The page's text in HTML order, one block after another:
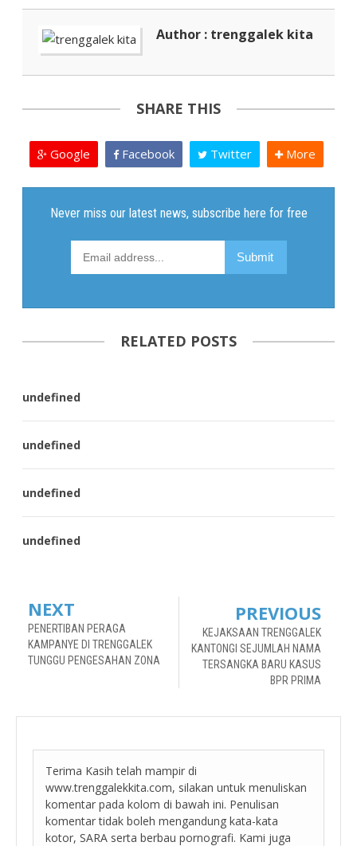
Author : trenggalek kita
SHARE THIS
Google Facebook Twitter More
RELATED POSTS
undefined
undefined
undefined
undefined
NEXT
PENERTIBAN PERAGA
KAMPANYE DI TRENGGALEK
TUNGGU PENGESAHAN ZONA
PREVIOUS
KEJAKSAAN TRENGGALEK
KANTONGI SEJUMLAH NAMA
TERSANGKA BARU KASUS
BPR PRIMA
Terima Kasih telah mampir di
www.trenggalekkita.com, silakan untuk menuliskan
komentar pada kolom di bawah ini. Penulisan
komentar tidak boleh mengandung kata-kata
kotor, SARA serta berbau pornografi. Kami juga